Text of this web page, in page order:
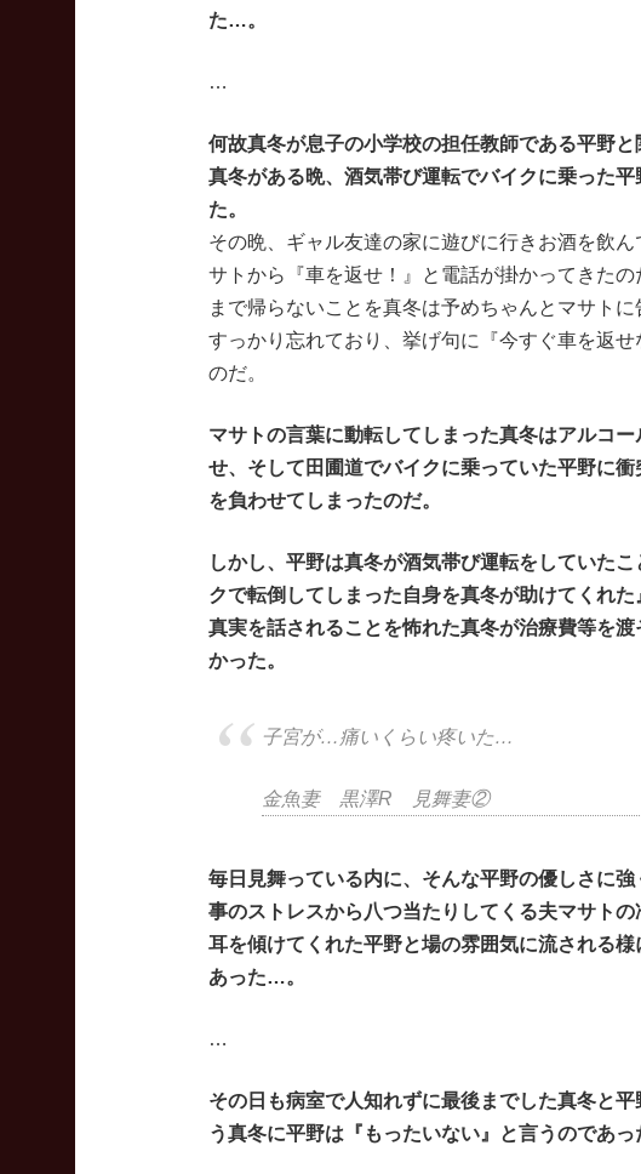
た…。
…
何故真冬が息子の小学校の担任教師である平野
真冬がある晩、酒気帯び運転でバイクに乗った
た。
その晩、ギャル友達の家に遊びに行きお酒を飲
サトから『車を返せ！』と電話が掛かってきた
まで帰らないことを真冬は予めちゃんとマサト
すっかり忘れており、挙げ句に『今すぐ車を返
のだ。
マサトの言葉に動転してしまった真冬はアルコ
せ、そして田圃道でバイクに乗っていた平野に
を負わせてしまったのだ。
しかし、平野は真冬が酒気帯び運転をしていた
クで転倒してしまった自身を真冬が助けてくれ
真実を話されることを怖れた真冬が治療費等を
かった。
子宮が…痛いくらい疼いた…
金魚妻 黒澤R 見舞妻②
毎日見舞っている内に、そんな平野の優しさに
事のストレスから八つ当たりしてくる夫マサト
耳を傾けてくれた平野と場の雰囲気に流される
あった…。
…
その日も病室で人知れずに最後までした真冬と
う真冬に平野は『もったいない』と言うのであっ